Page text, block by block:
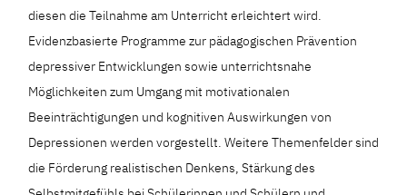
diesen die Teilnahme am Unterricht erleichtert wird.
Evidenzbasierte Programme zur pädagogischen Prävention
depressiver Entwicklungen sowie unterrichtsnahe
Möglichkeiten zum Umgang mit motivationalen
Beeinträchtigungen und kognitiven Auswirkungen von
Depressionen werden vorgestellt. Weitere Themenfelder sind
die Förderung realistischen Denkens, Stärkung des